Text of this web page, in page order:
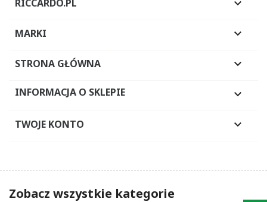
RICCARDO.PL 
MARKI 
STRONA GŁÓWNA 
INFORMACJA O SKLEPIE 
TWOJE KONTO 
Zobacz wszystkie kategorie